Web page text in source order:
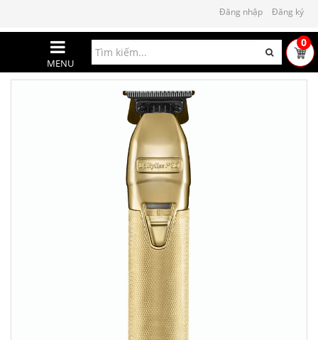
Đăng nhập Đăng ký
MENU
0